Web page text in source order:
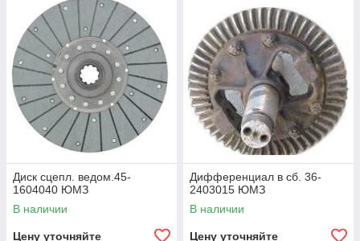
Диск сцепл. ведом.45-
1604040 ЮМЗ
В наличии
Цену уточняйте
Дифференциал в сб. 36-
2403015 ЮМЗ
В наличии
Цену уточняйте